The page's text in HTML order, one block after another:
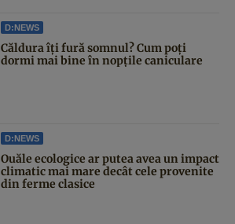
D:NEWS
Căldura îți fură somnul? Cum poți
dormi mai bine în nopțile caniculare
D:NEWS
Ouăle ecologice ar putea avea un impact
climatic mai mare decât cele provenite
din ferme clasice